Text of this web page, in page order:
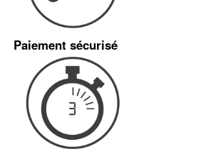
Paiement sécurisé